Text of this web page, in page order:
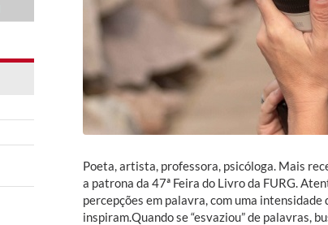
Poeta, artista, professora, psicóloga. Mais
a patrona da 47ª Feira do Livro da FURG.
percepções em palavra, com uma
inspiram.Quando se “esvaziou” de palavras,